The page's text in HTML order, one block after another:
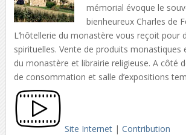
mémorial évoque le
bienheureux Charles de
L’hôtellerie du monastère vous reçoit pour
spirituelles. Vente de produits monastiques
du monastère et librairie religieuse. A côté
de consommation et salle d’expositions
Site Internet| Contribution